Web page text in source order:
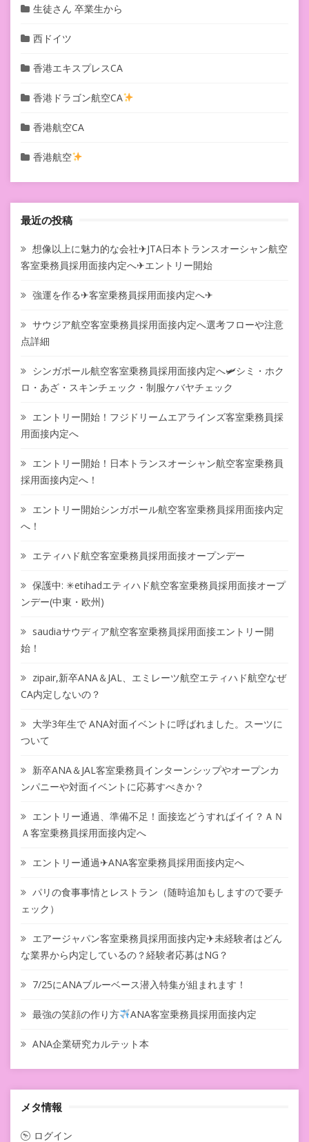
生徒さん 卒業生から
西ドイツ
香港エキスプレスCA
香港ドラゴン航空CA
香港航空CA
香港航空
最近の投稿
想像以上に魅力的な会社✈JTA日本トランスオーシャン航空
客室乗務員採用面接内定へ✈エントリー開始
強運を作る✈客室乗務員採用面接内定へ✈
サウジア航空客室乗務員採用面接内定へ選考フローや注意
点詳細
シンガポール航空客室乗務員採用面接内定へ🛩シミ・ホク
ロ・あざ・スキンチェック・制服ケバヤチェック
エントリー開始！フジドリームエアラインズ客室乗務員採
用面接内定へ
エントリー開始！日本トランスオーシャン航空客室乗務員
採用面接内定へ！
エントリー開始シンガポール航空客室乗務員採用面接内定
へ！
エティハド航空客室乗務員採用面接オープンデー
保護中: ✳︎etihadエティハド航空客室乗務員採用面接オープ
ンデー(中東・欧州)
saudiaサウディア航空客室乗務員採用面接エントリー開
始！
zipair,新卒ANA＆JAL、エミレーツ航空エティハド航空なぜ
CA内定しないの？
大学3年生で ANA対面イベントに呼ばれました。スーツに
ついて
新卒ANA＆JAL客室乗務員インターンシップやオープンカ
ンパニーや対面イベントに応募すべきか？
エントリー通過、準備不足！面接迄どうすればイイ？ＡＮ
Ａ客室乗務員採用面接内定へ
エントリー通過✈ANA客室乗務員採用面接内定へ
パリの食事事情とレストラン（随時追加もしますので要チ
ェック）
エアージャパン客室乗務員採用面接内定✈未経験者はどん
な業界から内定しているの？経験者応募はNG？
7/25にANAブルーベース潜入特集が組まれます！
最強の笑顔の作り方 ANA客室乗務員採用面接内定
ANA企業研究カルテット本
メタ情報
ログイン